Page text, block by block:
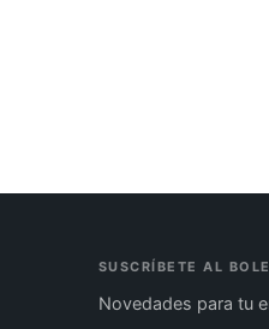
SUSCRÍBETE AL
Novedades para tu